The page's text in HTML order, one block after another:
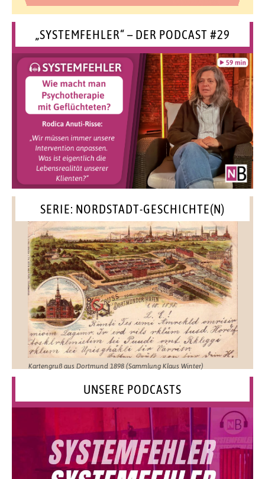
„SYSTEMFEHLER“ – DER PODCAST #29
SERIE: NORDSTADT-GESCHICHTE(N)
Kartengruß aus Dortmund 1898 (Sammlung Klaus Winter)
UNSERE PODCASTS